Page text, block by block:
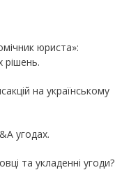
юриста»:
рішень.
на українському
угодах.
та укладенні угоди?